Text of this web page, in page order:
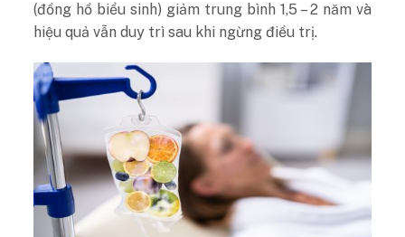
(đồng hồ biểu sinh) giảm trung bình 1,5 – 2 năm và
hiệu quả vẫn duy trì sau khi ngừng điều trị.